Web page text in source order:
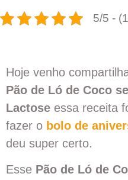
5/5 -
Hoje venho
Pão de Ló de Coco
Lactose essa receita
fazer o bolo de
deu super certo.
Esse Pão de Ló de